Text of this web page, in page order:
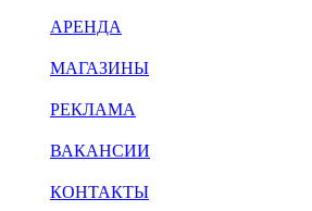
АРЕНДА
МАГАЗИНЫ
РЕКЛАМА
ВАКАНСИИ
КОНТАКТЫ